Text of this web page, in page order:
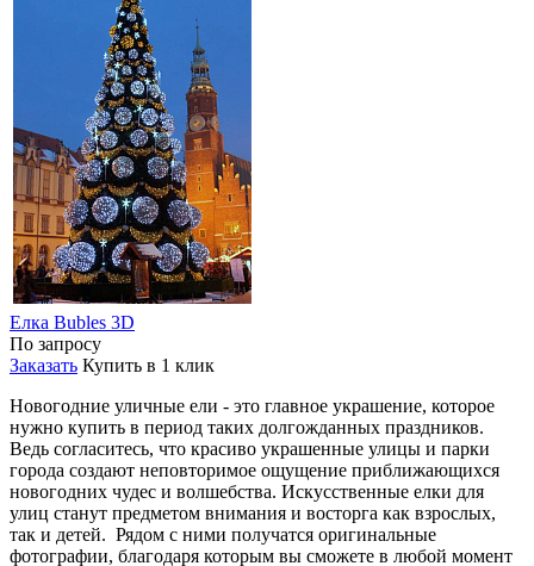
Елка Bubles 3D
По запросу
Заказать Купить в 1 клик
Новогодние уличные ели - это главное украшение, которое
нужно купить в период таких долгожданных праздников.
Ведь согласитесь, что красиво украшенные улицы и парки
города создают неповторимое ощущение приближающихся
новогодних чудес и волшебства. Искусственные елки для
улиц станут предметом внимания и восторга как взрослых,
так и детей. Рядом с ними получатся оригинальные
фотографии, благодаря которым вы сможете в любой момент